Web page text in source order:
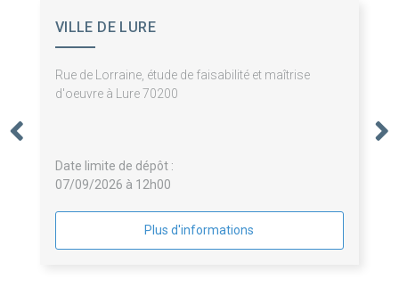
VILLE DE LURE
Rue de Lorraine, étude de faisabilité et maîtrise
d'oeuvre à Lure 70200
Date limite de dépôt :
07/09/2026 à 12h00
Plus d'informations